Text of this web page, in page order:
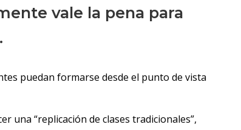
vale la pena para
puedan formarse desde el punto de vista
una “replicación de clases tradicionales”,